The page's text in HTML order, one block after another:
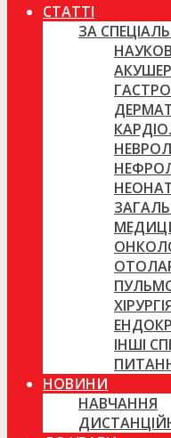
СТАТТІ
ЗА
ІНШІ
НОВИНИ
НАВЧАННЯ